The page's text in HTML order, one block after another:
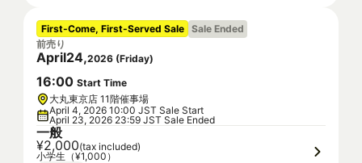
First-Come, First-Served Sale Sale Ended
前売り
April24,2026 (Friday)
16:00 Start Time
大丸東京店 11階催事場
April 4, 2026 10:00 JST Sale Start
April 23, 2026 23:59 JST Sale Ended
一般
¥2,000(tax included)
小学生（¥1,000）